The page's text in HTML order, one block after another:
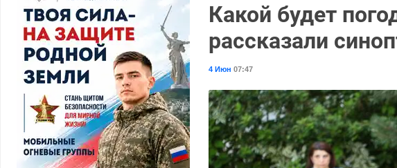
Какой будет
рассказали
4 Июн 07:47